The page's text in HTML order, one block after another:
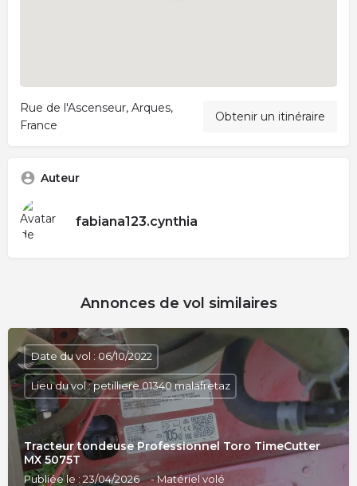
Rue de l'Ascenseur, Arques,
France
Obtenir un itinéraire
Auteur
fabiana123.cynthia
Annonces de vol similaires
Tracteur tondeuse Professionnel Toro TimeCutter
MX 5075T
Publiée le : 23/04/2026 - Matériel volé
Date du vol : 06/10/2022
Lieu du vol : petilliere 01340 malafretaz